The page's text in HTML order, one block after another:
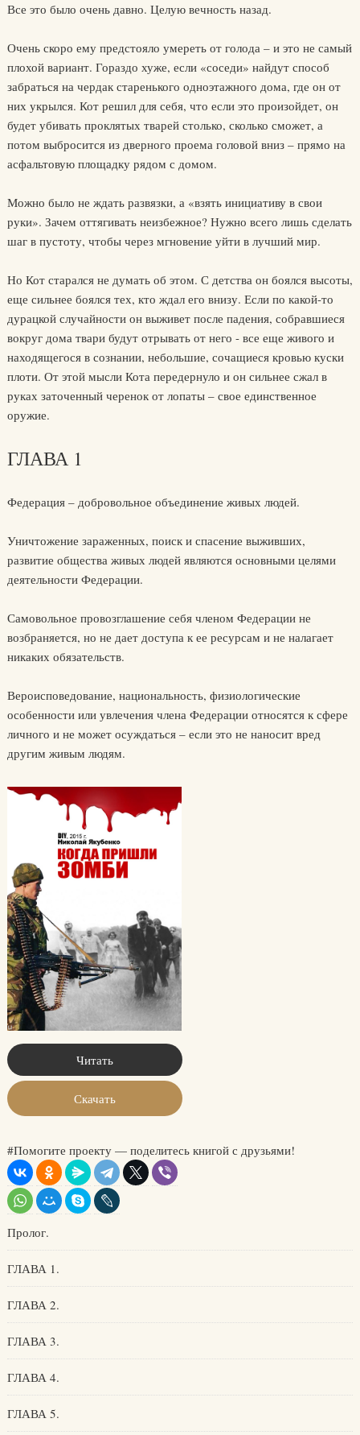
Все это было очень давно. Целую вечность назад.
Очень скоро ему предстояло умереть от голода – и это не самый
плохой вариант. Гораздо хуже, если «соседи» найдут способ
забраться на чердак старенького одноэтажного дома, где он от
них укрылся. Кот решил для себя, что если это произойдет, он
будет убивать проклятых тварей столько, сколько сможет, а
потом выбросится из дверного проема головой вниз – прямо на
асфальтовую площадку рядом с домом.
Можно было не ждать развязки, а «взять инициативу в свои
руки». Зачем оттягивать неизбежное? Нужно всего лишь сделать
шаг в пустоту, чтобы через мгновение уйти в лучший мир.
Но Кот старался не думать об этом. С детства он боялся высоты,
еще сильнее боялся тех, кто ждал его внизу. Если по какой-то
дурацкой случайности он выживет после падения, собравшиеся
вокруг дома твари будут отрывать от него - все еще живого и
находящегося в сознании, небольшие, сочащиеся кровью куски
плоти. От этой мысли Кота передернуло и он сильнее сжал в
руках заточенный черенок от лопаты – свое единственное
оружие.
ГЛАВА 1
Федерация – добровольное объединение живых людей.
Уничтожение зараженных, поиск и спасение выживших,
развитие общества живых людей являются основными целями
деятельности Федерации.
Самовольное провозглашение себя членом Федерации не
возбраняется, но не дает доступа к ее ресурсам и не налагает
никаких обязательств.
Вероисповедование, национальность, физиологические
особенности или увлечения члена Федерации относятся к сфере
личного и не может осуждаться – если это не наносит вред
другим живым людям.
Читать
Скачать
#Помогите проекту — поделитесь книгой с друзьями!
Пролог.
ГЛАВА 1.
ГЛАВА 2.
ГЛАВА 3.
ГЛАВА 4.
ГЛАВА 5.